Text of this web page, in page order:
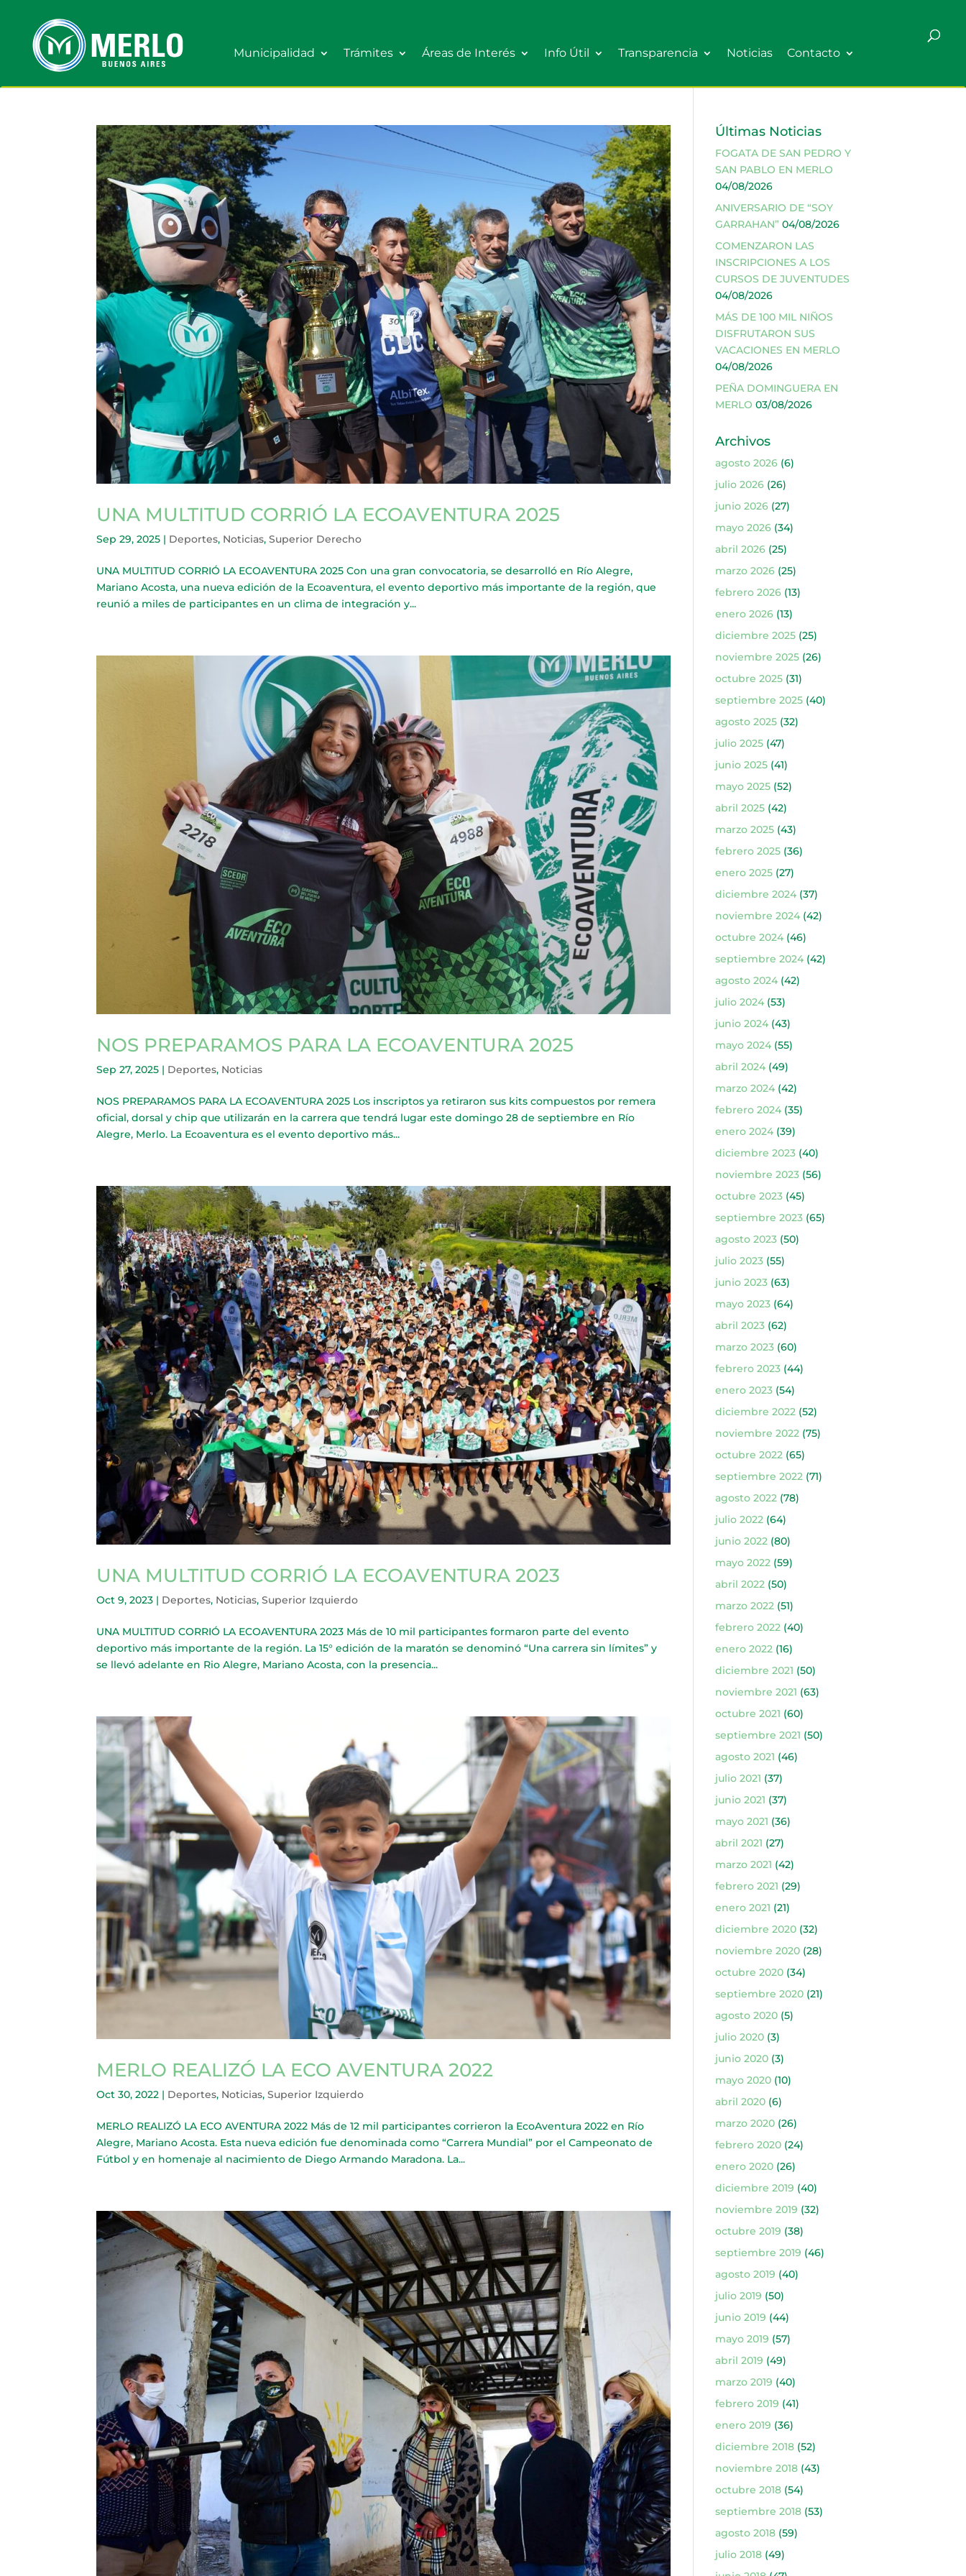
Municipalidad Trámites Áreas de Interés Info Útil Transparencia Noticias Contacto
UNA MULTITUD CORRIÓ LA ECOAVENTURA 2025
Sep 29, 2025 | Deportes, Noticias,Superior Derecho
UNA MULTITUD CORRIÓ LA ECOAVENTURA 2025 Con una gran convocatoria, se desarrolló en Río Alegre,
Mariano Acosta, una nueva edición de la Ecoaventura, el evento deportivo más importante de la región, que
reunió a miles de participantes en un clima de integración y...
NOS PREPARAMOS PARA LA ECOAVENTURA 2025
Sep 27, 2025 | Deportes, Noticias
NOS PREPARAMOS PARA LA ECOAVENTURA 2025 Los inscriptos ya retiraron sus kits compuestos por remera
oficial, dorsal y chip que utilizarán en la carrera que tendrá lugar este domingo 28 de septiembre en Río
Alegre, Merlo. La Ecoaventura es el evento deportivo más...
UNA MULTITUD CORRIÓ LA ECOAVENTURA 2023
Oct 9, 2023 | Deportes, Noticias,Superior Izquierdo
UNA MULTITUD CORRIÓ LA ECOAVENTURA 2023 Más de 10 mil participantes formaron parte del evento
deportivo más importante de la región. La 15° edición de la maratón se denominó “Una carrera sin límites” y
se llevó adelante en Rio Alegre, Mariano Acosta, con la presencia...
MERLO REALIZÓ LA ECO AVENTURA 2022
Oct 30, 2022 | Deportes, Noticias,Superior Izquierdo
MERLO REALIZÓ LA ECO AVENTURA 2022 Más de 12 mil participantes corrieron la EcoAventura 2022 en Río
Alegre, Mariano Acosta. Esta nueva edición fue denominada como “Carrera Mundial” por el Campeonato de
Fútbol y en homenaje al nacimiento de Diego Armando Maradona. La...
Últimas Noticias
FOGATA DE SAN PEDRO Y
SAN PABLO EN MERLO
04/08/2026
ANIVERSARIO DE “SOY
GARRAHAN” 04/08/2026
COMENZARON LAS
INSCRIPCIONES A LOS
CURSOS DE JUVENTUDES
04/08/2026
MÁS DE 100 MIL NIÑOS
DISFRUTARON SUS
VACACIONES EN MERLO
04/08/2026
PEÑA DOMINGUERA EN
MERLO 03/08/2026
Archivos
agosto 2026(6)
julio 2026(26)
junio 2026(27)
mayo 2026(34)
abril 2026(25)
marzo 2026(25)
febrero 2026(13)
enero 2026(13)
diciembre 2025(25)
noviembre 2025(26)
octubre 2025(31)
septiembre 2025(40)
agosto 2025(32)
julio 2025(47)
junio 2025(41)
mayo 2025(52)
abril 2025(42)
marzo 2025(43)
febrero 2025(36)
enero 2025(27)
diciembre 2024(37)
noviembre 2024(42)
octubre 2024(46)
septiembre 2024(42)
agosto 2024(42)
julio 2024(53)
junio 2024(43)
mayo 2024(55)
abril 2024(49)
marzo 2024(42)
febrero 2024(35)
enero 2024(39)
diciembre 2023(40)
noviembre 2023(56)
octubre 2023(45)
septiembre 2023(65)
agosto 2023(50)
julio 2023(55)
junio 2023(63)
mayo 2023(64)
abril 2023(62)
marzo 2023(60)
febrero 2023(44)
enero 2023(54)
diciembre 2022(52)
noviembre 2022(75)
octubre 2022(65)
septiembre 2022(71)
agosto 2022(78)
julio 2022(64)
junio 2022(80)
mayo 2022(59)
abril 2022(50)
marzo 2022(51)
febrero 2022(40)
enero 2022(16)
diciembre 2021 (50)
noviembre 2021 (63)
octubre 2021 (60)
septiembre 2021 (50)
agosto 2021 (46)
julio 2021 (37)
junio 2021 (37)
mayo 2021 (36)
abril 2021 (27)
marzo 2021 (42)
febrero 2021 (29)
enero 2021 (21)
diciembre 2020(32)
noviembre 2020(28)
octubre 2020(34)
septiembre 2020(21)
agosto 2020(5)
julio 2020(3)
junio 2020(3)
mayo 2020(10)
abril 2020(6)
marzo 2020(26)
febrero 2020(24)
enero 2020(26)
diciembre 2019 (40)
noviembre 2019 (32)
octubre 2019 (38)
septiembre 2019 (46)
agosto 2019 (40)
julio 2019 (50)
junio 2019 (44)
mayo 2019 (57)
abril 2019 (49)
marzo 2019 (40)
febrero 2019 (41)
enero 2019 (36)
diciembre 2018(52)
noviembre 2018(43)
octubre 2018(54)
septiembre 2018(53)
agosto 2018(59)
julio 2018(49)